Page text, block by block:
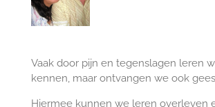
Vaak door pijn en tegenslagen leren
kennen, maar ontvangen we ook
Hiermee kunnen we leren overleven